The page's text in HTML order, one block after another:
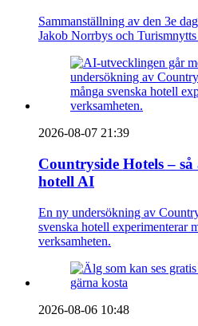
Sammanställning av den 3e
Jakob Norrbys och
2026-08-07 21:39
Countryside Hotels –
hotell AI
En ny undersökning av
svenska hotell experimenterar
verksamheten.
2026-08-06 10:48